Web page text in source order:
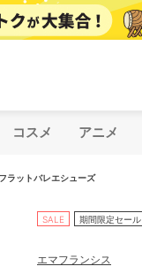
コスメ アニメ
ラットバレエシューズ
SALE 期間限定セール
エマフランシス